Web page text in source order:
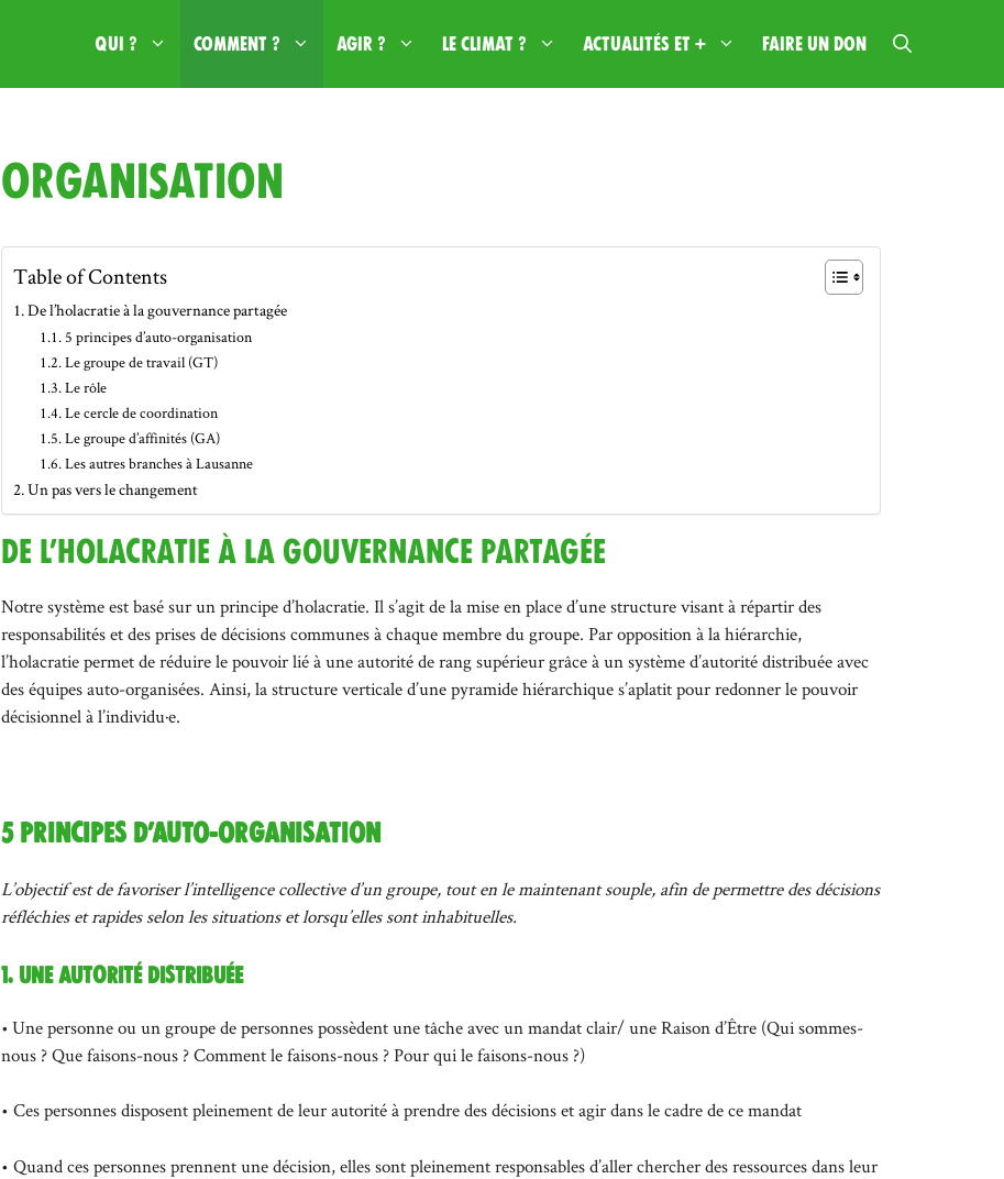
Qui ? Comment ? Agir ? Le climat ? Actualités et + Faire un don
Organisation
Table of Contents
De l’holacratie à la gouvernance partagée
5 principes d’auto-organisation
Le groupe de travail (GT)
Le rôle
Le cercle de coordination
Le groupe d’affinités (GA)
Les autres branches à Lausanne
Un pas vers le changement
De l’holacratie à la gouvernance partagée
Notre système est basé sur un principe d’holacratie. Il s’agit de la mise en place d’une structure visant à répartir des
responsabilités et des prises de décisions communes à chaque membre du groupe. Par opposition à la hiérarchie,
l’holacratie permet de réduire le pouvoir lié à une autorité de rang supérieur grâce à un système d’autorité distribuée avec
des équipes auto-organisées. Ainsi, la structure verticale d’une pyramide hiérarchique s’aplatit pour redonner le pouvoir
décisionnel à l’individu·e.
5 principes d’auto-organisation
L’objectif est de favoriser l’intelligence collective d’un groupe, tout en le maintenant souple, afin de permettre des décisions
réfléchies et rapides selon les situations et lorsqu’elles sont inhabituelles.
1. Une autorité distribuée
• Une personne ou un groupe de personnes possèdent une tâche avec un mandat clair/ une Raison d’Être (Qui sommes-
nous ? Que faisons-nous ? Comment le faisons-nous ? Pour qui le faisons-nous ?)
• Ces personnes disposent pleinement de leur autorité à prendre des décisions et agir dans le cadre de ce mandat
• Quand ces personnes prennent une décision, elles sont pleinement responsables d’aller chercher des ressources dans leur